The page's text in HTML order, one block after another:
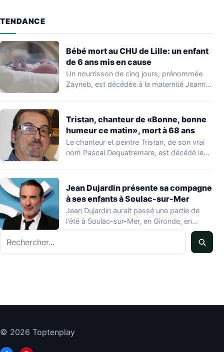
TENDANCE
Bébé mort au CHU de Lille: un enfant
de 6 ans mis en cause
Un nourrisson de cinq jours, prénommée
Zayneb, est décédée à la maternité Jeanne
Tristan, chanteur de «Bonne, bonne
humeur ce matin», mort à 68 ans
Le chanteur et peintre Tristan, de son vrai
nom Pascal Dequatremare, est décédé le…
Jean Dujardin présente sa compagne
à ses enfants à Soulac-sur-Mer
Jean Dujardin aurait passé une partie de
l'été à Soulac-sur-Mer, en Gironde, en
compagnie…
Rechercher
© 2026 Toptenplay